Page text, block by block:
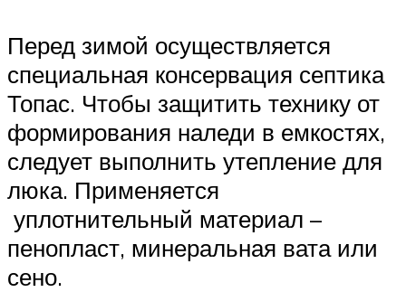
Перед зимой осуществляется
специальная консервация септика
Топас. Чтобы защитить технику от
формирования наледи в емкостях,
следует выполнить утепление для
люка. Применяется
уплотнительный материал –
пенопласт, минеральная вата или
сено.